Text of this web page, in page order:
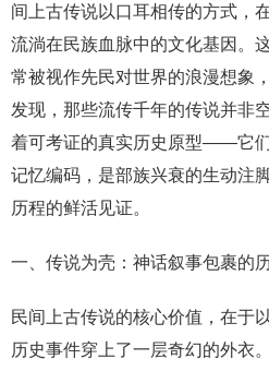
间上古传说以口耳相传的方式，
流淌在民族血脉中的文化基因。
常被视作先民对世界的浪漫想象
发现，那些流传千年的传说并非
着可考证的真实历史原型——它
记忆编码，是部族兴衰的生动注
历程的鲜活见证。
一、传说为壳：神话叙事包裹的
民间上古传说的核心价值，在于
历史事件穿上了一层奇幻的外衣